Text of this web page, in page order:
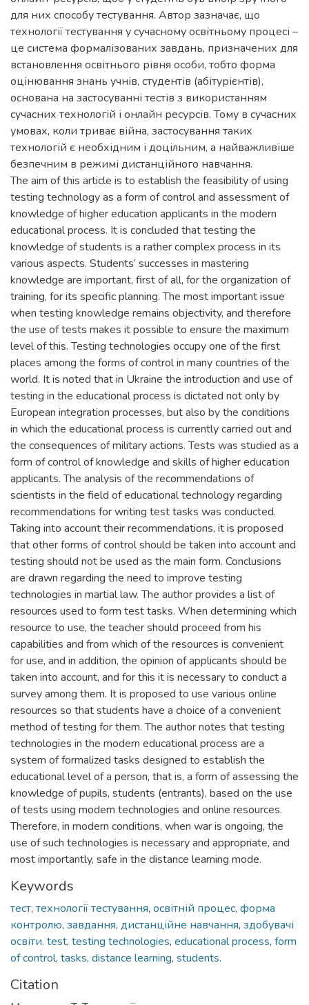
для них способу тестування. Автор зазначає, що
технології тестування у сучасному освітньому процесі –
це система формалізованих завдань, призначених для
встановлення освітнього рівня особи, тобто форма
оцінювання знань учнів, студентів (абітурієнтів),
основана на застосуванні тестів з використанням
сучасних технологій і онлайн ресурсів. Тому в сучасних
умовах, коли триває війна, застосування таких
технологій є необхідним і доцільним, а найважливіше
безпечним в режимі дистанційного навчання.
The aim of this article is to establish the feasibility of using
testing technology as a form of control and assessment of
knowledge of higher education applicants in the modern
educational process. It is concluded that testing the
knowledge of students is a rather complex process in its
various aspects. Students’ successes in mastering
knowledge are important, first of all, for the organization of
training, for its specific planning. The most important issue
when testing knowledge remains objectivity, and therefore
the use of tests makes it possible to ensure the maximum
level of this. Testing technologies occupy one of the first
places among the forms of control in many countries of the
world. It is noted that in Ukraine the introduction and use of
testing in the educational process is dictated not only by
European integration processes, but also by the conditions
in which the educational process is currently carried out and
the consequences of military actions. Tests was studied as a
form of control of knowledge and skills of higher education
applicants. The analysis of the recommendations of
scientists in the field of educational technology regarding
recommendations for writing test tasks was conducted.
Taking into account their recommendations, it is proposed
that other forms of control should be taken into account and
testing should not be used as the main form. Conclusions
are drawn regarding the need to improve testing
technologies in martial law. The author provides a list of
resources used to form test tasks. When determining which
resource to use, the teacher should proceed from his
capabilities and from which of the resources is convenient
for use, and in addition, the opinion of applicants should be
taken into account, and for this it is necessary to conduct a
survey among them. It is proposed to use various online
resources so that students have a choice of a convenient
method of testing for them. The author notes that testing
technologies in the modern educational process are a
system of formalized tasks designed to establish the
educational level of a person, that is, a form of assessing the
knowledge of pupils, students (entrants), based on the use
of tests using modern technologies and online resources.
Therefore, in modern conditions, when war is ongoing, the
use of such technologies is necessary and appropriate, and
most importantly, safe in the distance learning mode.
Keywords
тест, технології тестування, освітній процес, форма
контролю, завдання, дистанційне навчання, здобувачі
освіти. test, testing technologies, educational process, form
of control, tasks, distance learning, students.
Citation